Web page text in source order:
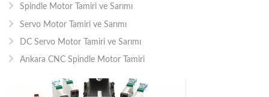
Spindle Motor Tamiri ve Sarımı
Servo Motor Tamiri ve Sarımı
DC Servo Motor Tamiri ve Sarımı
Ankara CNC Spindle Motor Tamiri